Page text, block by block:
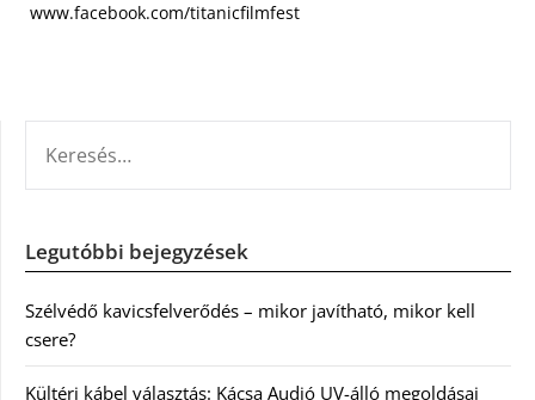
www.facebook.com/titanicfilmfest
Legutóbbi bejegyzések
Szélvédő kavicsfelverődés – mikor javítható, mikor kell
csere?
Kültéri kábel választás: Kácsa Audió UV-álló megoldásai